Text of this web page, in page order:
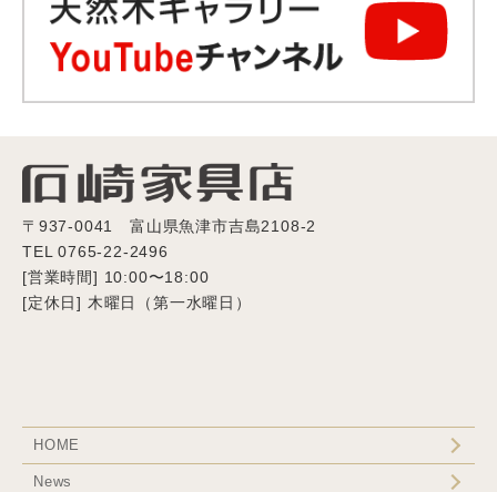
〒937-0041 富山県魚津市吉島2108-2
TEL 0765-22-2496
[営業時間] 10:00〜18:00
[定休日] 木曜日（第一水曜日）
HOME
News